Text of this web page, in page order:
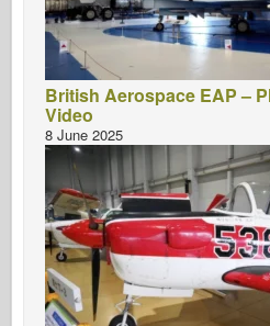
British Aerospace EAP –
Video
8 June 2025